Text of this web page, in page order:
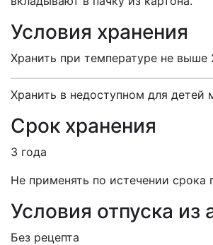
Условия хранения
Хранить при температуре не выше
Хранить в недоступном для детей
Срок хранения
3 года
Не применять по истечении срока
Условия отпуска из
Без рецепта